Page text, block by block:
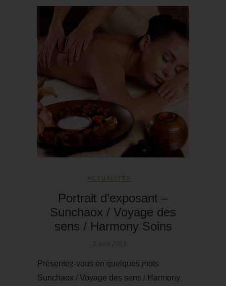
ACTUALITÉS
Portrait d’exposant –
Sunchaox / Voyage des
sens / Harmony Soins
Présentez-vous en quelques mots
Sunchaox / Voyage des sens / Harmony